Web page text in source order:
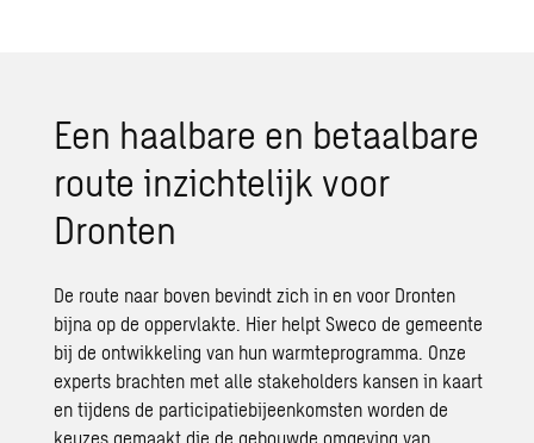
Een haalbare en betaalbare
route inzichtelijk voor
Dronten
De route naar boven bevindt zich in en voor Dronten
bijna op de oppervlakte. Hier helpt Sweco de gemeente
bij de ontwikkeling van hun warmteprogramma. Onze
experts brachten met alle stakeholders kansen in kaart
en tijdens de participatiebijeenkomsten worden de
keuzes gemaakt die de gebouwde omgeving van